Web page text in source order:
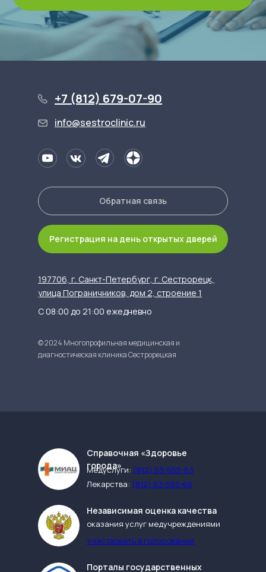
+7 (812) 679-07-90
info@sestroclinic.ru
197706, г. Санкт-Петербург, г. Сестрорецк,
улица Пограничников, дом 2, строение 1
Обратная связь
С 08:00 до 21:00 ежедневно
© 2024 Многопрофильная медицинская и
диагностическая клиника Сестрорецкая
Регистрация на день открытых дверей
Cправочная «Здоровье
города»
Медуслуги: (812) 63-555-63
Лекарства: (812) 63-555-66
Независимая оценка качества
оказания услуг медучреждениями
Участвовать в голосовании
Порталы государственных